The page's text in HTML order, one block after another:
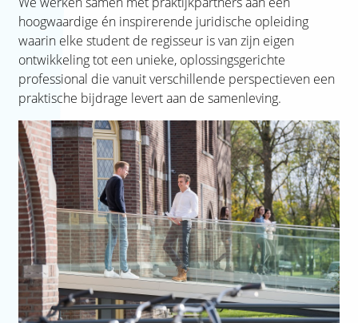
hoogwaardige én inspirerende juridische opleiding
waarin elke student de regisseur is van zijn eigen
ontwikkeling tot een unieke, oplossingsgerichte
professional die vanuit verschillende perspectieven een
praktische bijdrage levert aan de samenleving.